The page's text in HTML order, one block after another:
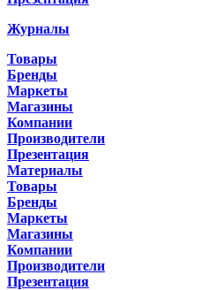
Журналы
Товары
Бренды
Маркеты
Магазины
Компании
Производители
Презентация
Материалы
Товары
Бренды
Маркеты
Магазины
Компании
Производители
Презентация